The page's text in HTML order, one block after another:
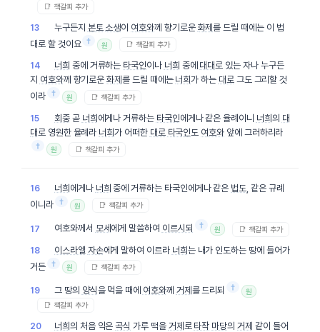
📑 책갈피 추가
13 누구든지 본토 소생이 여호와께 향기로운 화제를 드릴 때에는 이 법
대로 할 것이요 † 원 📑 책갈피 추가
14 너희 중에 거류하는 타국인이나 너희 중에 대대로 있는 자나 누구든
지 여호와께 향기로운화제를 드릴 때에는 너희가 하는 대로그도 그리할 것
이라 † 원 📑 책갈피 추가
15 회중곧 너희에게나 거류하는 타국인에게나 같은 율례이니 너희의 대
대 로 영원한 율례라 너희가 어떠한 대로 타국인 도 여호와 앞에 그러하리라
†
원 📑 책갈피 추가
16 너희 에게나 너희 중에 거류하는 타국인에게나 같은 법도 , 같은 규례
이니라 † 원 📑 책갈피 추가
17 여호와께서 모세 에게 말씀하여 이르시되 † 원 📑 책갈피 추가
18 이스라엘 자손에게 말하여 이르라 너희는 내가 인도하는 땅에 들어가
거든 † 원 📑 책갈피 추가
19 그 땅의 양식을 먹을 때에 여호와께 거제 를 드리되 † 원
📑 책갈피 추가
20 너희 의 처음 익은곡식 가루 떡을 거제 로 타작 마당의거제 같이 들어